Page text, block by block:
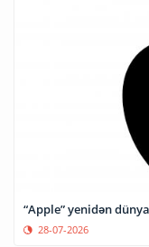
“Apple” yenidən
28-07-2026